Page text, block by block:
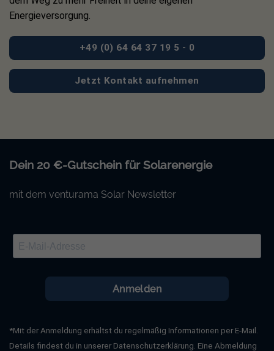
Energieversorgung.
+49 (0) 64 64 37 19 5 - 0
Jetzt Kontakt aufnehmen
Dein 20 €-Gutschein für Solarenergie
mit dem venturama Solar Newsletter
Anmelden
*Mit der Anmeldung erhältst du regelmäßig Informationen per E-Mail.
Details findest du in unserer Datenschutzerklärung. Eine Abmeldung